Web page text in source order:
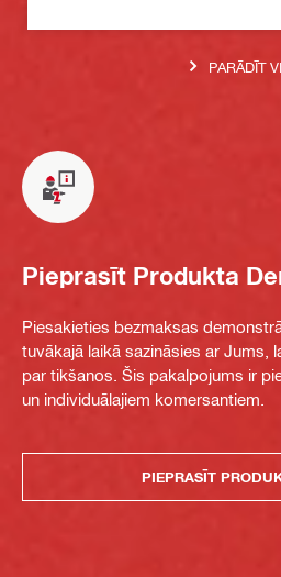
PARĀDĪT
Pieprasīt Produkta
Piesakieties bezmaksas
tuvākajā laikā sazināsies ar Jums,
par tikšanos. Šis pakalpojums ir
un individuālajiem komersantiem.
PIEPRASĪT